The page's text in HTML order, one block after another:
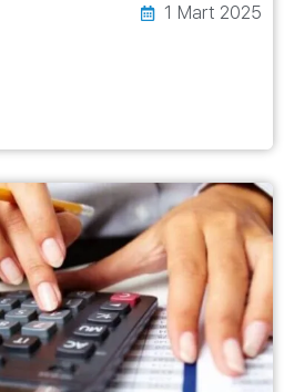
1 Mart 2025